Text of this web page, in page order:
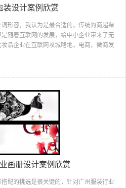
装设计案例欣赏
形容，我认为是最合适的。传统的商超渠
随着互联网的发展，给中小企业带来了无
品企业在互联网攻城略地，电商，微商发
得消费者的青睐呢？有人说产品质量，有
例欣赏为什么我认为包装设计对化妆品的
画册设计案例欣赏
配的挑选是很关键的，针对广州服装行业